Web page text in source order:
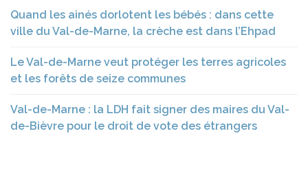
Quand les ainés dorlotent les bébés : dans cette
ville du Val-de-Marne, la crèche est dans l’Ehpad
Le Val-de-Marne veut protéger les terres agricoles
et les forêts de seize communes
Val-de-Marne : la LDH fait signer des maires du Val-
de-Bièvre pour le droit de vote des étrangers